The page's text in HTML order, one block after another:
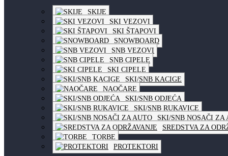
SKIJE
SKI VEZOVI
SKI ŠTAPOVI
SNOWBOARD
SNB VEZOVI
SNB CIPELE
SKI CIPELE
SKI/SNB KACIGE
NAOČARE
SKI/SNB ODJEĆA
SKI/SNB RUKAVICE
SKI/SNB NOSAČI ZA
SREDSTVA ZA
TORBE
PROTEKTORI